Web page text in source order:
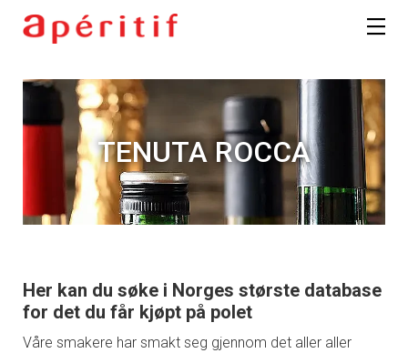
TENUTA ROCCA
Her kan du søke i Norges største database
for det du får kjøpt på polet
Våre smakere har smakt seg gjennom det aller aller